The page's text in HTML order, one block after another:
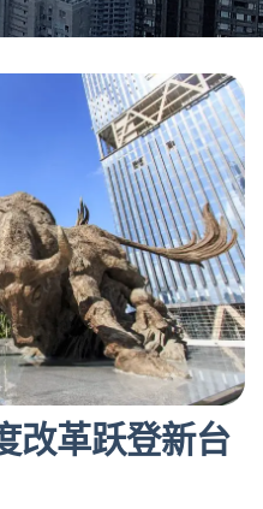
改革跃登新台